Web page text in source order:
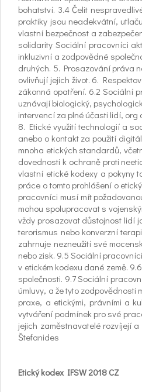
bohatství. 3.4 Čelit
praktiky jsou neadekvátní,
vlastní bezpečnost a
solidarity Sociální pracovníci
inkluzivní a zodpovědné
druhých. 5. Prosazování práva
ovlivňují jejich život. 6.
zákonná opatření. 6.2 Sociální
uznávají biologický,
intervencí za plné účasti lidí,
8. Etické využití technologií a
anebo o kontakt za použití
mnoha etických standardů,
dovednosti k ochraně proti
vlastní etické kodexy a pokyny
práce o tomto prohlášení o
pracovníci musí mít
mohou spolupracovat s
vždy prosazovat důstojnost lidí
terorismus nebo konverzní
zahrnuje nezneužití své
nebo zisk. 9.5 Sociální
v etickém kodexu dané země.
společnosti. 9.7 Sociální
úmluvy, a že tyto zodpovědnosti
praxe, a etickými, právními a
vytváření podmínek pro své
jejich zaměstnavatelé rozvíjejí
Štefanides
Etický kodex IFSW 2018 CZ